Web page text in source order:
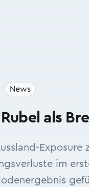
News
als
Exposure
im